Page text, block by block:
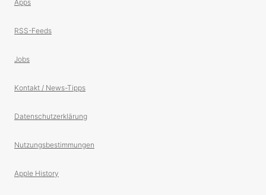
Apps
RSS-Feeds
Jobs
Kontakt / News-Tipps
Datenschutzerklärung
Nutzungsbestimmungen
Apple History